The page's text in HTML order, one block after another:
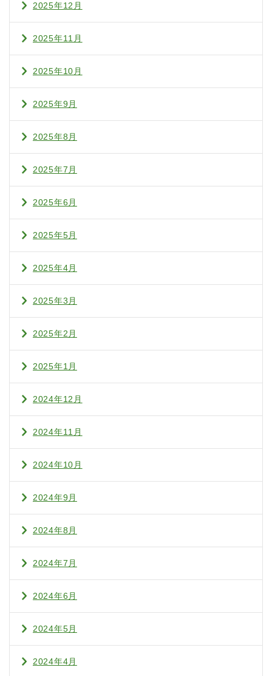
2025年12月
2025年11月
2025年10月
2025年9月
2025年8月
2025年7月
2025年6月
2025年5月
2025年4月
2025年3月
2025年2月
2025年1月
2024年12月
2024年11月
2024年10月
2024年9月
2024年8月
2024年7月
2024年6月
2024年5月
2024年4月